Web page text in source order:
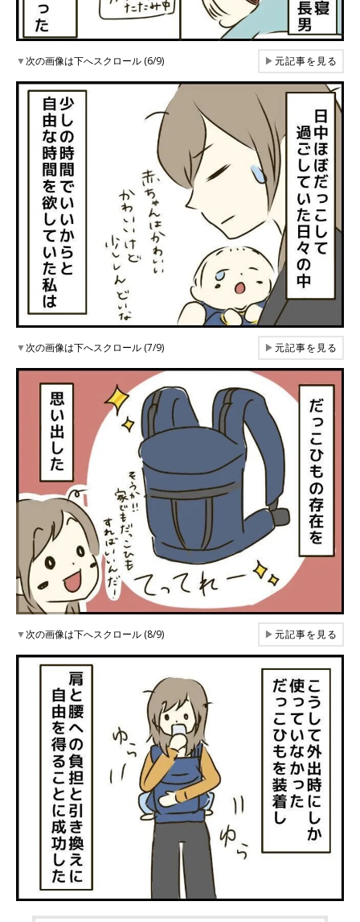
▼次の画像は下へスクロール (6/9) ▶元記事を見る
▼次の画像は下へスクロール (7/9) ▶元記事を見る
▼次の画像は下へスクロール (8/9) ▶元記事を見る